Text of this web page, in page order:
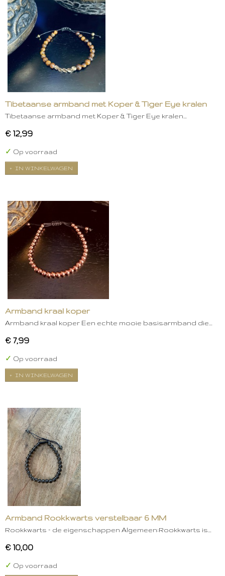
Tibetaanse armband met Koper & Tiger Eye kralen
Tibetaanse armband met Koper & Tiger Eye kralen…
€ 12,99
✓ Op voorraad
IN WINKELWAGEN
Armband kraal koper
Armband kraal koper Een echte mooie basisarmband die…
€ 7,99
✓ Op voorraad
IN WINKELWAGEN
Armband Rookkwarts verstelbaar 6 MM
Rookkwarts – de eigenschappen Algemeen:Rookkwarts is…
€ 10,00
✓ Op voorraad